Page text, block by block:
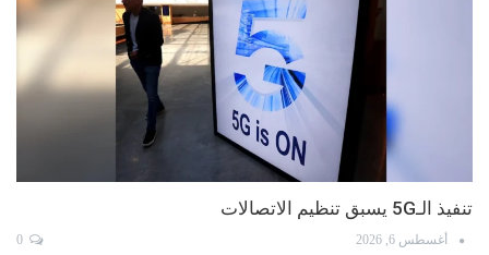
الهيئة الناظمة للاتصالات: انطلاقة في مواجهة الإنترنت غير
الشرعي